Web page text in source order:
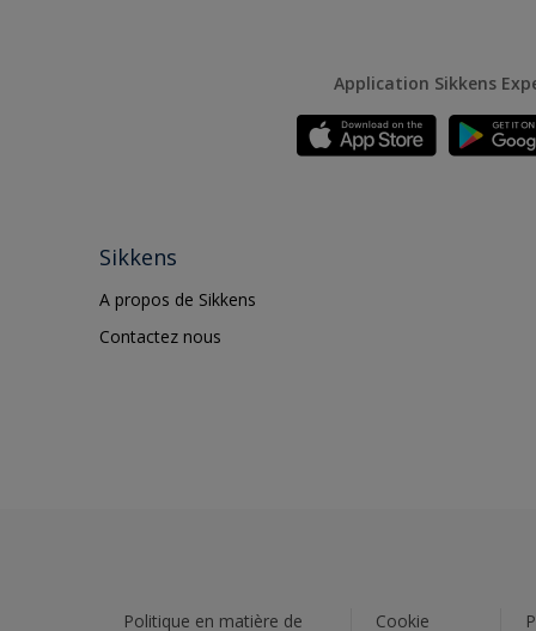
Application Sikkens
Sikkens
A propos de Sikkens
Contactez nous
Politique en matière de Cookie